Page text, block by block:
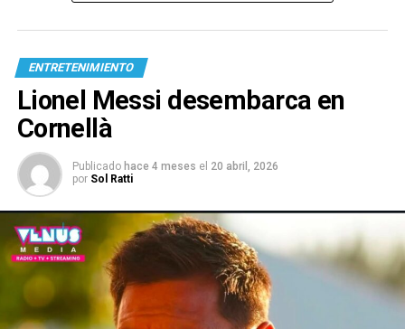
ENTRETENIMIENTO
Lionel Messi desembarca en
Cornellà
Publicado hace 4 meses el 20 abril, 2026
por Sol Ratti